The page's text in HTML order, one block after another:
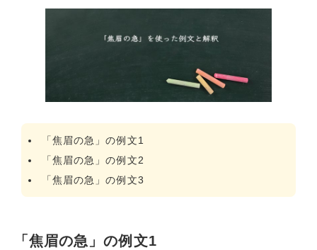
「焦眉の急」の例文1
「焦眉の急」の例文2
「焦眉の急」の例文3
「焦眉の急」の例文1